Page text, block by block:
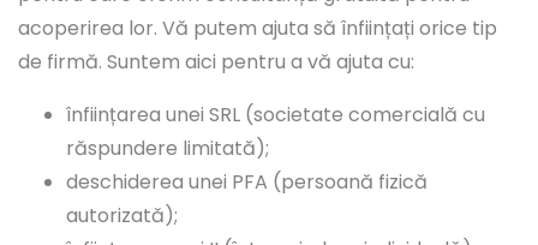
acoperirea lor. Vă putem ajuta să înființați orice tip
de firmă. Suntem aici pentru a vă ajuta cu:
înființarea unei SRL (societate comercială cu
răspundere limitată);
deschiderea unei PFA (persoană fizică
autorizată);